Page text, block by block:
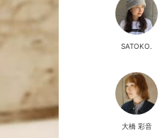
SATOKO.
大橋 彩音